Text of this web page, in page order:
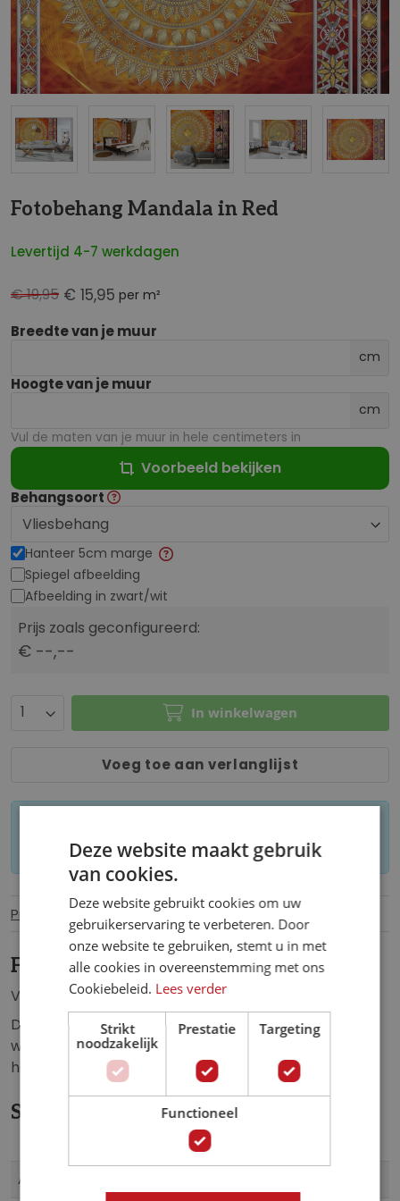
Fotobehang Mandala in Red
Levertijd 4-7 werkdagen
€ 15,95 per m²
€ 19,95
Breedte van je muur
cm
Hoogte van je muur
cm
Vul de maten van je muur in hele centimeters in
Voorbeeld bekijken
Behangsoort
Hanteer 5cm marge
Spiegel afbeelding
Afbeelding in zwart/wit
Prijs zoals geconfigureerd:
€ --,--
In winkelwagen
Voeg toe aan verlanglijst
worden geretourneerd.
Productinformatie Specificaties
Fotobehang Mandala in Red.
Vlies fotobehang een prachtige, rode mandala.
Dit fotobehang zorgt voor een unieke sfeer in de:
woonkamer, slaapkamer, keuken, hal, kantoor,
horecagelegenheid of iedere andere ruimte.
Specificaties
informatie
Artikelnummer
Deze website maakt gebruik
van cookies.
Deze website gebruikt cookies om uw
gebruikerservaring te verbeteren. Door
onze website te gebruiken, stemt u in met
alle cookies in overeenstemming met ons
Cookiebeleid. Lees verder
Strikt
noodzakelijk
Prestatie Targeting
Functioneel